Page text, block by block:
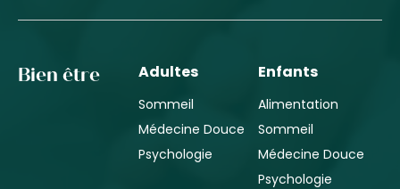
Bien être Adultes
Sommeil
Médecine Douce
Psychologie
Enfants
Alimentation
Sommeil
Médecine Douce
Psychologie